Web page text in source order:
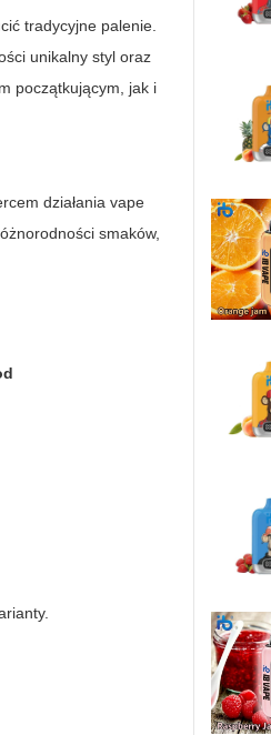
tradycyjne palenie.
unikalny styl oraz
początkującym, jak i
działania vape
smaków,